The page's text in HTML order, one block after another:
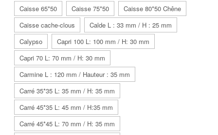
Caisse 65*50
Caisse 75*50
Caisse 80*50 Chêne
Caisse cache-clous
Calde L : 33 mm / H : 25 mm
Calypso
Capri 100 L: 100 mm / H: 30 mm
Capri 70 L: 70 mm / H: 30 mm
Carmine L : 120 mm / Hauteur : 35 mm
Carré 35*35 L: 35 mm / H: 35 mm
Carré 45*35 L: 45 mm / H:35 mm
Carré 45*45 L: 70 mm / H: 35 mm